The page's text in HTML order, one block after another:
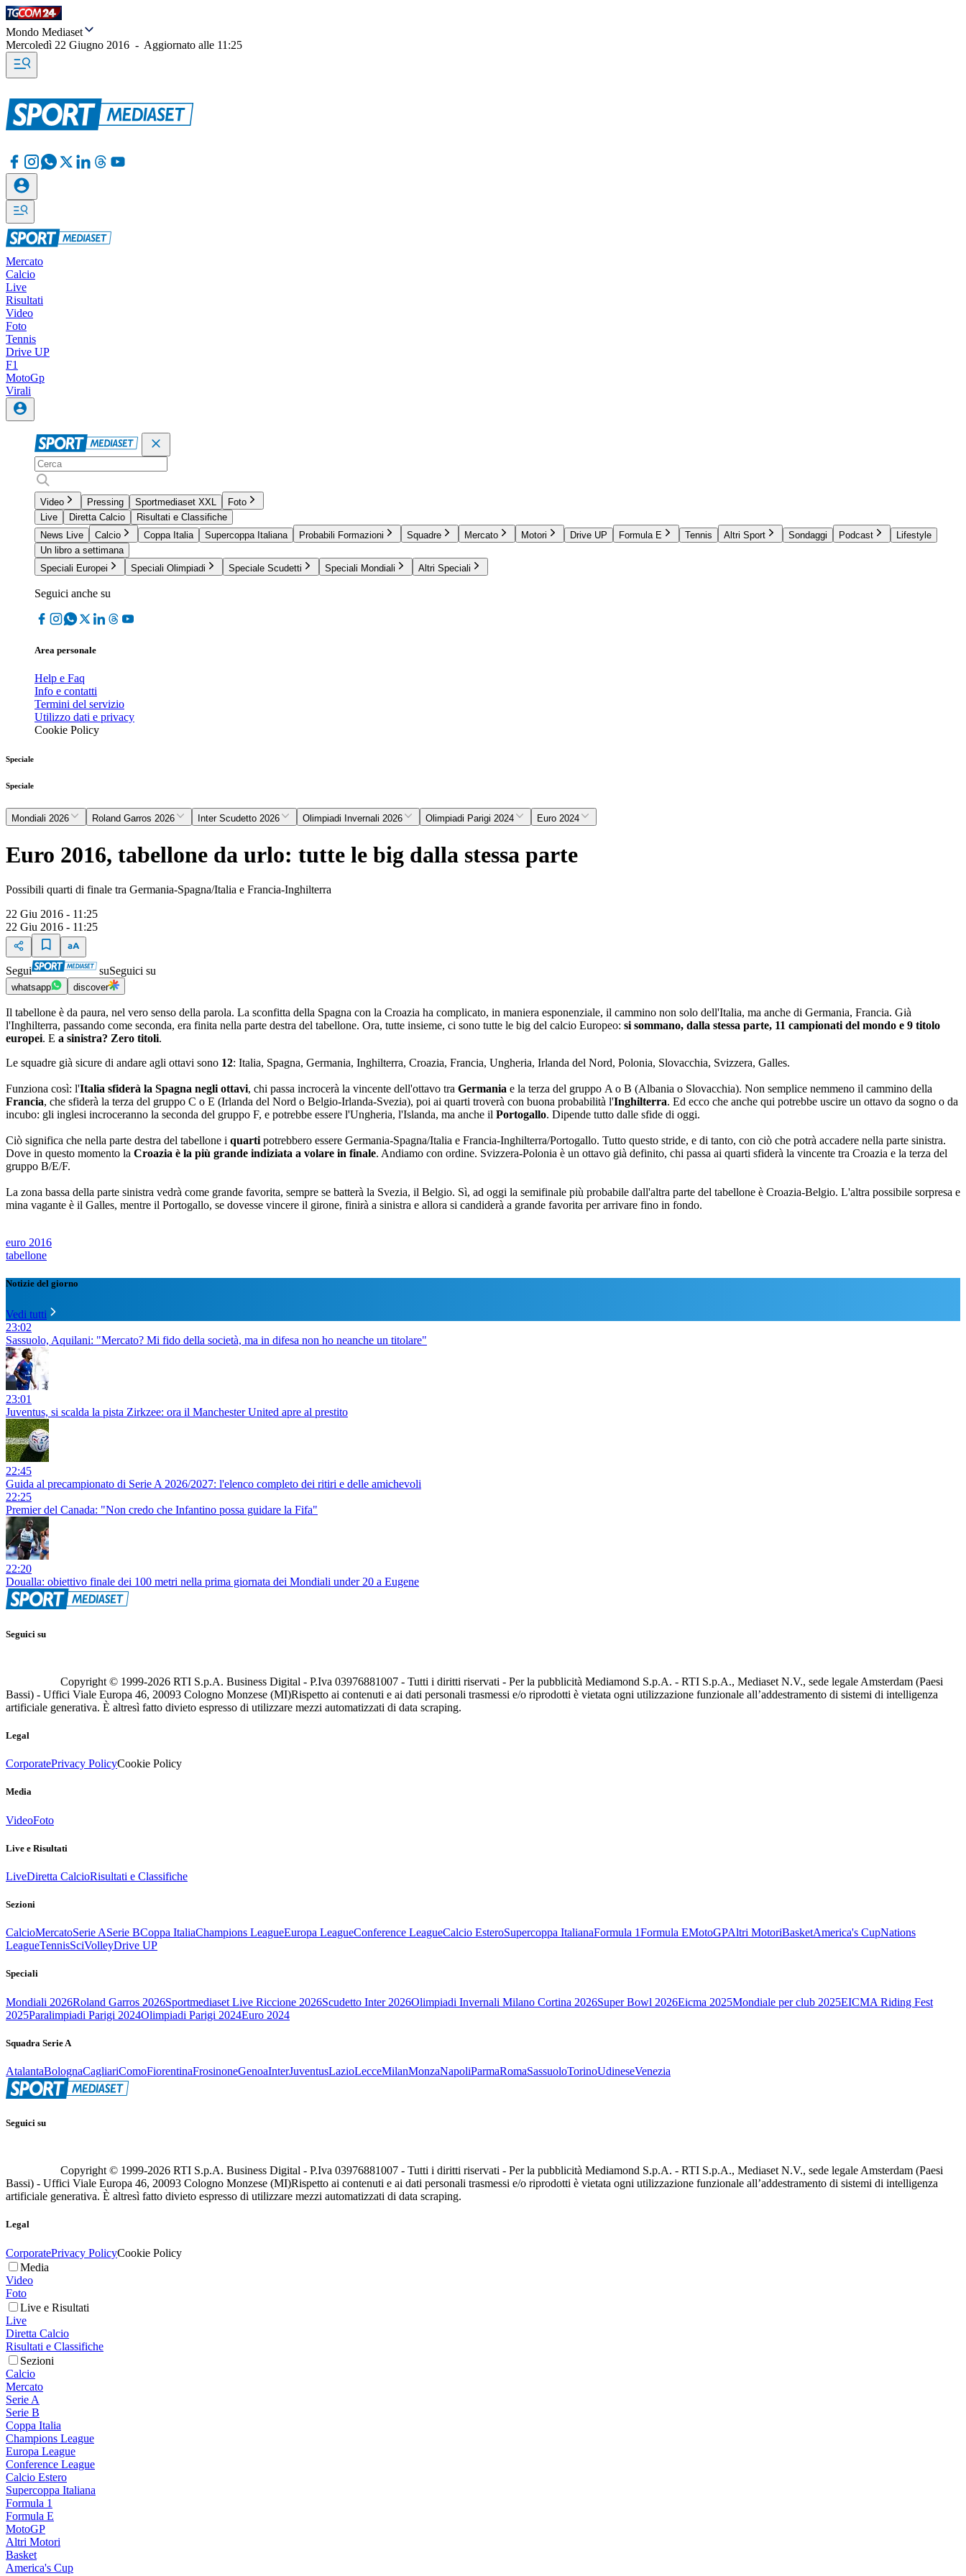
Mondo Mediaset
Mercoledì 22 Giugno 2016 - Aggiornato alle 11:25
Mercato
Calcio
Live
Risultati
Video
Foto
Tennis
Drive UP
F1
MotoGp
Virali
Video Pressing Sportmediaset XXL
Foto
Live
Diretta Calcio
Risultati e Classifiche
News Live
Calcio Coppa Italia Supercoppa Italiana Probabili Formazioni Squadre Mercato Motori Drive UP Formula E Tennis Altri Sport Sondaggi Podcast
Lifestyle
Un libro a settimana
Speciali Europei
Speciali Olimpiadi Speciale Scudetti Speciali Mondiali Altri Speciali
Seguici anche su
Area personale
Help e Faq
Info e contatti
Termini del servizio
Utilizzo dati e privacy
Cookie Policy
Speciale
Speciale
Mondiali 2026 Roland Garros 2026 Inter Scudetto 2026 Olimpiadi Invernali 2026 Olimpiadi Parigi 2024 Euro 2024
Euro 2016, tabellone da urlo: tutte le big dalla stessa parte
Possibili quarti di finale tra Germania-Spagna/Italia e Francia-Inghilterra
22 Giu 2016 - 11:25
22 Giu 2016 - 11:25
Segui suSeguici su
whatsapp discover
Il tabellone è da paura, nel vero senso della parola. La sconfitta della Spagna con la Croazia ha complicato, in maniera esponenziale, il cammino non solo dell'Italia, ma anche di Germania, Francia. Già
l'Inghilterra, passando come seconda, era finita nella parte destra del tabellone. Ora, tutte insieme, ci sono tutte le big del calcio Europeo: si sommano, dalla stessa parte, 11 campionati del mondo e 9 titolo
europei. E a sinistra? Zero titoli.
Le squadre già sicure di andare agli ottavi sono 12: Italia, Spagna, Germania, Inghilterra, Croazia, Francia, Ungheria, Irlanda del Nord, Polonia, Slovacchia, Svizzera, Galles.
Funziona così: l'Italia sfiderà la Spagna negli ottavi, chi passa incrocerà la vincente dell'ottavo tra Germania e la terza del gruppo A o B (Albania o Slovacchia). Non semplice nemmeno il cammino della
Francia, che sfiderà la terza del gruppo C o E (Irlanda del Nord o Belgio-Irlanda-Svezia), poi ai quarti troverà con buona probabilità l'Inghilterra. Ed ecco che anche qui potrebbe uscire un ottavo da sogno o da
incubo: gli inglesi incroceranno la seconda del gruppo F, e potrebbe essere l'Ungheria, l'Islanda, ma anche il Portogallo. Dipende tutto dalle sfide di oggi.
Ciò significa che nella parte destra del tabellone i quarti potrebbero essere Germania-Spagna/Italia e Francia-Inghilterra/Portogallo. Tutto questo stride, e di tanto, con ciò che potrà accadere nella parte sinistra.
Dove in questo momento la Croazia è la più grande indiziata a volare in finale. Andiamo con ordine. Svizzera-Polonia è un ottavo già definito, chi passa ai quarti sfiderà la vincente tra Croazia e la terza del
gruppo B/E/F.
La zona bassa della parte sinistra vedrà come grande favorita, sempre se batterà la Svezia, il Belgio. Sì, ad oggi la semifinale più probabile dall'altra parte del tabellone è Croazia-Belgio. L'altra possibile sorpresa e
mina vagante è il Galles, mentre il Portogallo, se dovesse vincere il girone, finirà a sinistra e allora si candiderà a grande favorita per arrivare fino in fondo.
euro 2016
tabellone
Notizie del giorno
Vedi tutti
23:02
Sassuolo, Aquilani: "Mercato? Mi fido della società, ma in difesa non ho neanche un titolare"
23:01
Juventus, si scalda la pista Zirkzee: ora il Manchester United apre al prestito
22:45
Guida al precampionato di Serie A 2026/2027: l'elenco completo dei ritiri e delle amichevoli
22:25
Premier del Canada: "Non credo che Infantino possa guidare la Fifa"
22:20
Doualla: obiettivo finale dei 100 metri nella prima giornata dei Mondiali under 20 a Eugene
Seguici su
Copyright © 1999-2026 RTI S.p.A. Business Digital - P.Iva 03976881007 - Tutti i diritti riservati - Per la pubblicità Mediamond S.p.A. - RTI S.p.A., Mediaset N.V., sede legale Amsterdam (Paesi
Bassi) - Uffici Viale Europa 46, 20093 Cologno Monzese (MI)Rispetto ai contenuti e ai dati personali trasmessi e/o riprodotti è vietata ogni utilizzazione funzionale all’addestramento di sistemi di intelligenza
artificiale generativa. È altresì fatto divieto espresso di utilizzare mezzi automatizzati di data scraping.
Legal
CorporatePrivacy PolicyCookie Policy
Media
VideoFoto
Live e Risultati
LiveDiretta CalcioRisultati e Classifiche
Sezioni
CalcioMercatoSerie ASerie BCoppa ItaliaChampions LeagueEuropa LeagueConference LeagueCalcio EsteroSupercoppa ItalianaFormula 1Formula EMotoGPAltri MotoriBasketAmerica's CupNations
LeagueTennisSciVolleyDrive UP
Speciali
Mondiali 2026Roland Garros 2026Sportmediaset Live Riccione 2026Scudetto Inter 2026Olimpiadi Invernali Milano Cortina 2026Super Bowl 2026Eicma 2025Mondiale per club 2025EICMA Riding Fest
2025Paralimpiadi Parigi 2024Olimpiadi Parigi 2024Euro 2024
Squadra Serie A
AtalantaBolognaCagliariComoFiorentinaFrosinoneGenoaInterJuventusLazioLecceMilanMonzaNapoliParmaRomaSassuoloTorinoUdineseVenezia
Seguici su
Copyright © 1999-2026 RTI S.p.A. Business Digital - P.Iva 03976881007 - Tutti i diritti riservati - Per la pubblicità Mediamond S.p.A. - RTI S.p.A., Mediaset N.V., sede legale Amsterdam (Paesi
Bassi) - Uffici Viale Europa 46, 20093 Cologno Monzese (MI)Rispetto ai contenuti e ai dati personali trasmessi e/o riprodotti è vietata ogni utilizzazione funzionale all’addestramento di sistemi di intelligenza
artificiale generativa. È altresì fatto divieto espresso di utilizzare mezzi automatizzati di data scraping.
Legal
CorporatePrivacy PolicyCookie Policy
Media
Video
Foto
Live e Risultati
Live
Diretta Calcio
Risultati e Classifiche
Sezioni
Calcio
Mercato
Serie A
Serie B
Coppa Italia
Champions League
Europa League
Conference League
Calcio Estero
Supercoppa Italiana
Formula 1
Formula E
MotoGP
Altri Motori
Basket
America's Cup